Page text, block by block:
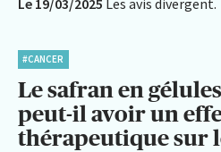
#CANCER
Le safran en
peut-il avoir un
thérapeutique sur